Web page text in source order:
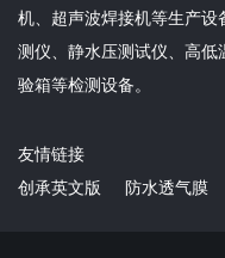
机、超声波焊接机等生产设
测仪、静水压测试仪、高低
验箱等检测设备。
友情链接
创承英文版
防水透气膜